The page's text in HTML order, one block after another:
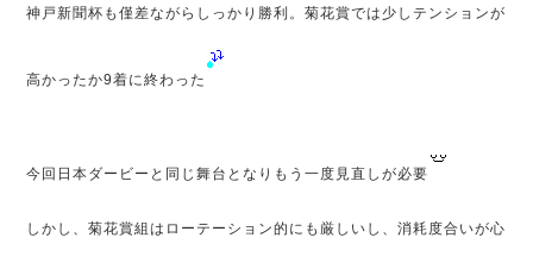
神戸新聞杯も僅差ながらしっかり勝利。菊花賞では少しテンションが
高かったか9着に終わった
今回日本ダービーと同じ舞台となりもう一度見直しが必要
しかし、菊花賞組はローテーション的にも厳しいし、消耗度合いが心